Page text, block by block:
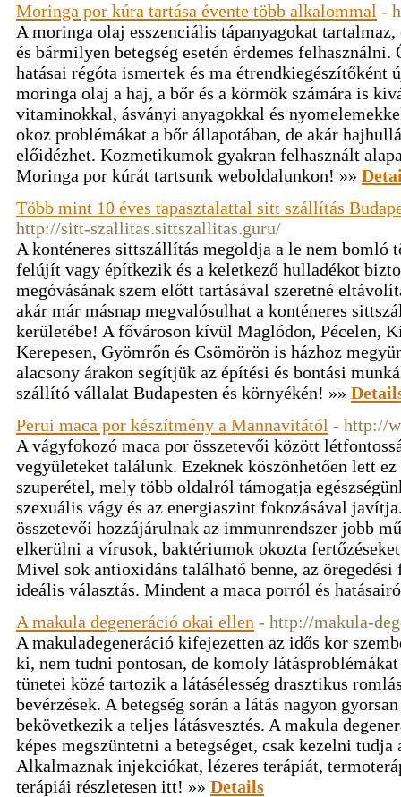
Moringa por kúra tartása évente több alkalommal -
A moringa olaj esszenciális tápanyagokat tartalmaz,
és bármilyen betegség esetén érdemes
hatásai régóta ismertek és ma étrendkiegészítőként
moringa olaj a haj, a bőr és a körmök számára is
vitaminokkal, ásványi anyagokkal és
okoz problémákat a bőr állapotában, de akár
előidézhet. Kozmetikumok gyakran felhasznált
Moringa por kúrát tartsunk weboldalunkon! »»
Több mint 10 éves tapasztalattal sitt szállítás
http://sitt-szallitas.sittszallitas.guru/
A konténeres sittszállítás megoldja a le nem bomló
felújít vagy építkezik és a keletkező hulladékot
megóvásának szem előtt tartásával szeretné
akár már másnap megvalósulhat a konténeres
kerületébe! A fővároson kívül Maglódon, Pécelen,
Kerepesen, Gyömrőn és Csömörön is házhoz
alacsony árakon segítjük az építési és bontási
szállító vállalat Budapesten és környékén! »»
Perui maca por készítmény a Mannavitától - http://
A vágyfokozó maca por összetevői között
vegyületeket találunk. Ezeknek köszönhetően lett
szuperétel, mely több oldalról támogatja
szexuális vágy és az energiaszint fokozásával
összetevői hozzájárulnak az immunrendszer jobb
elkerülni a vírusok, baktériumok okozta
Mivel sok antioxidáns található benne, az öregedési
ideális választás. Mindent a maca porról és
A makula degeneráció okai ellen - http://makula-
A makuladegeneráció kifejezetten az idős kor
ki, nem tudni pontosan, de komoly
tünetei közé tartozik a látásélesség drasztikus
bevérzések. A betegség során a látás nagyon
bekövetkezik a teljes látásvesztés. A makula
képes megszüntetni a betegséget, csak kezelni
Alkalmaznak injekciókat, lézeres terápiát,
terápiái részletesen itt! »» Details